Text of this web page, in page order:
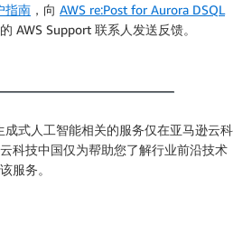
指南 ，向 AWS re:Post for Aurora DSQL
AWS Support 联系人发送反馈。
式人工智能相关的服务仅在亚马逊云科
科技中国仅为帮助您了解行业前沿技术
服务。